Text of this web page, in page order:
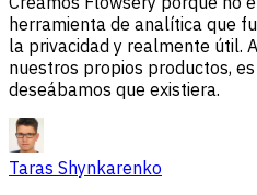
herramienta de analítica que
la privacidad y realmente útil.
nuestros propios productos,
deseábamos que existiera.
Taras Shynkarenko